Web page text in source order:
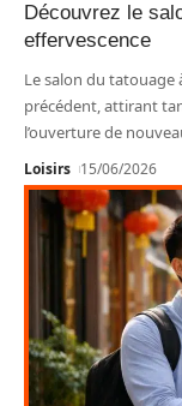
Découvrez le
effervescence
Le salon du tatouage
précédent, attirant
l’ouverture de
Loisirs 15/06/2026